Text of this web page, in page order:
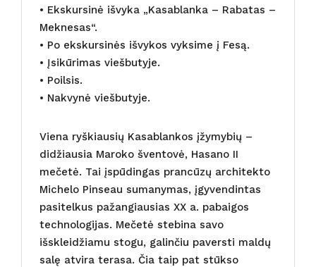
• Ekskursinė išvyka „Kasablanka – Rabatas –
Meknesas“.
• Po ekskursinės išvykos vyksime į Fesą.
• Įsikūrimas viešbutyje.
• Poilsis.
• Nakvynė viešbutyje.
Viena ryškiausių Kasablankos įžymybių –
didžiausia Maroko šventovė, Hasano II
mečetė. Tai įspūdingas prancūzų architekto
Michelo Pinseau sumanymas, įgyvendintas
pasitelkus pažangiausias XX a. pabaigos
technologijas. Mečetė stebina savo
išskleidžiamu stogu, galinčiu paversti maldų
salę atvira terasa. Čia taip pat stūkso